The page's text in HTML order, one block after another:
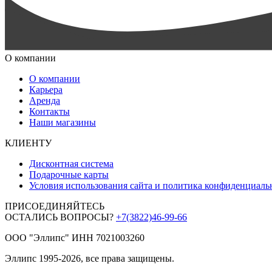
О компании
О компании
Карьера
Аренда
Контакты
Наши магазины
КЛИЕНТУ
Дисконтная система
Подарочные карты
Условия использования сайта и политика
ПРИСОЕДИНЯЙТЕСЬ
ОСТАЛИСЬ ВОПРОСЫ? +7(3822)46-99-66
ООО "Эллипс" ИНН 7021003260
Эллипс 1995-2026, все права защищены.